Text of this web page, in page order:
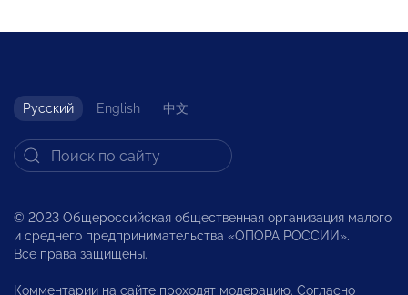
Русский English 中文
© 2023 Общероссийская общественная организация малого
и среднего предпринимательства «ОПОРА РОССИИ».
Все права защищены.
Комментарии на сайте проходят модерацию. Согласно